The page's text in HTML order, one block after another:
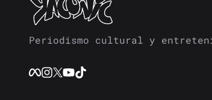
Periodismo cultural y